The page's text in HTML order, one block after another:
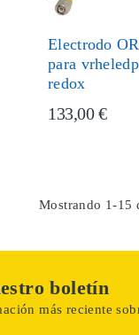
Electrodo
para
redox
133,00 €
Mostrando 1-15
boletín
más reciente